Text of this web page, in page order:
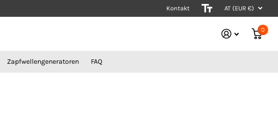
Stromerzeuger vom Experten
Kontakt AT (EUR €)
0
Zapfwellengeneratoren FAQ